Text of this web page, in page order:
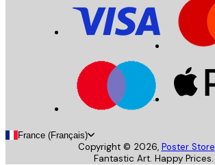
France (Français)
Copyright © 2026, Poster Store
Fantastic Art. Happy Prices.